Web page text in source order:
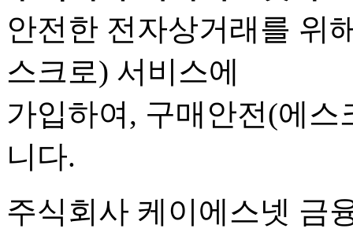
안전한 전자상거래를 위
스크로) 서비스에
가입하여, 구매안전(에
니다.
주식회사 케이에스넷 금